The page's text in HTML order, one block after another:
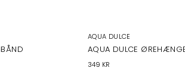
AQUA DULCE
AQUA DULCE
349 KR